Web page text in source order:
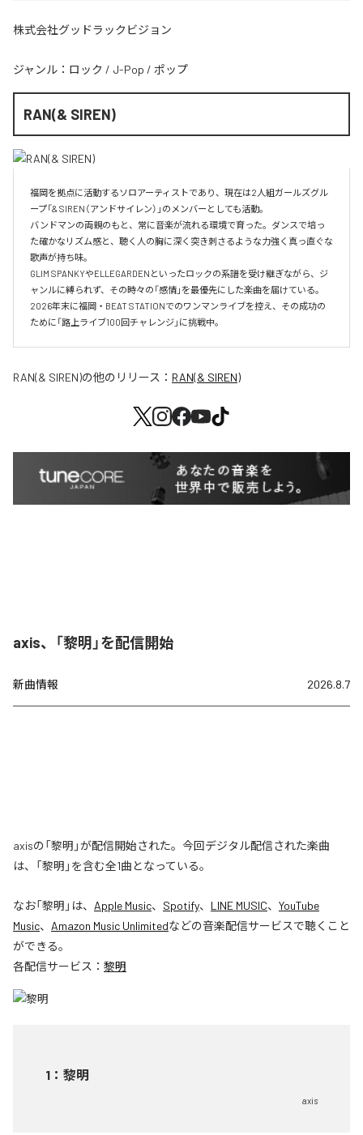
株式会社グッドラックビジョン
ジャンル： ロック / J-Pop / ポップ
RAN(& SIREN)
福岡を拠点に活動するソロアーティストであり、現在は2人組ガールズグル
ープ「& SIREN（アンドサイレン）」のメンバーとしても活動。
バンドマンの両親のもと、常に音楽が流れる環境で育った。ダンスで培っ
た確かなリズム感と、聴く人の胸に深く突き刺さるような力強く真っ直ぐな
歌声が持ち味。
GLIM SPANKYやELLEGARDENといったロックの系譜を受け継ぎながら、ジ
ャンルに縛られず、その時々の「感情」を最優先にした楽曲を届けている。
2026年末に福岡・BEAT STATIONでのワンマンライブを控え、その成功の
ために「路上ライブ100回チャレンジ」に挑戦中。
RAN(& SIREN)の他のリリース： RAN(& SIREN)
axis、「黎明」を配信開始
新曲情報 2026.8.7
axisの「黎明」が配信開始された。今回デジタル配信された楽曲
は、「黎明」を含む全1曲となっている。
なお「黎明 」は、 Apple Music、 Spotify、 LINE MUSIC、 YouTube
Music、 Amazon Music Unlimitedなどの音楽配信サービスで聴くこと
ができる。
各配信サービス： 黎明
1 ： 黎明
axis